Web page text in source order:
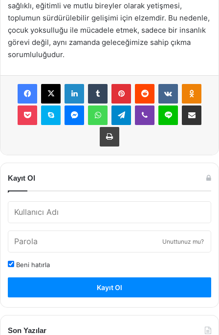
sağlıklı, eğitimli ve mutlu bireyler olarak yetişmesi,
toplumun sürdürülebilir gelişimi için elzemdir. Bu nedenle,
çocuk yoksulluğu ile mücadele etmek, sadece bir insanlık
görevi değil, aynı zamanda geleceğimize sahip çıkma
sorumluluğudur.
Facebook
X LinkedInTumblr PinterestReddit VKontakte
Pocket Skype MessengerWhatsAppTelegramViber Line E-Posta ile
Yazdır
Kayıt Ol
Unuttunuz mu?
Beni hatırla
Kayıt Ol
Son Yazılar